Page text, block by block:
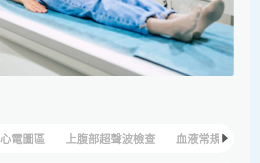
心電圖區 上腹部超聲波檢查 血液常規檢查